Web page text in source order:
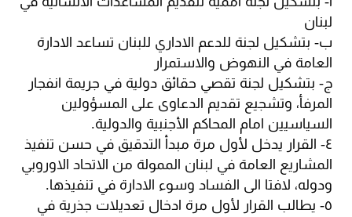
لبنان
ب- بتشكيل لجنة للدعم الاداري للبنان تساعد الادارة
العامة في النهوض والاستمرار
ج- بتشكيل لجنة تقصي حقائق دولية في جريمة انفجار
المرفأ، وتشجيع تقديم الدعاوى على المسؤولين
السياسيين امام المحاكم الأجنبية والدولية.
٤- القرار يدخل لأول مرة مبدأ التدقيق في حسن تنفيذ
المشاريع العامة في لبنان الممولة من الاتحاد الاوروبي
ودوله، لافتا الى الفساد وسوء الادارة في تنفيذها.
٥- يطالب القرار لأول مرة ادخال تعديلات جذرية في